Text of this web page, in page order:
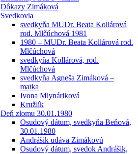
Dôkazy Zimáková
Svedkovia
svedkyňa MUDr. Beata Kollárová
rod. Mlčúchová 1981
1980 – MUDr. Beata Kollárová rod.
Mlčúchová
svedkyňa Kollárová, rod.
Mlčúchová
svedkyňa Agneša Zimáková –
matka
Ivona Mlynáriková
Kružlík
Deň zlomu 30.01.1980
Osudový dátum, svedkyňa Beňová,
30.01.1980
Andrášik udáva Zimákovú
Osudový dátum, svedok Andrášik,